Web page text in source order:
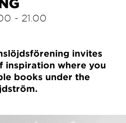
- 21.00
invites
inspiration where you
books under the